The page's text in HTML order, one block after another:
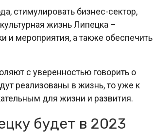
стимулировать бизнес-сектор,
жизнь Липецка –
и мероприятия, а также обеспечить
с уверенностью говорить о
реализованы в жизнь, то уже к
для жизни и развития.
будет в 2023